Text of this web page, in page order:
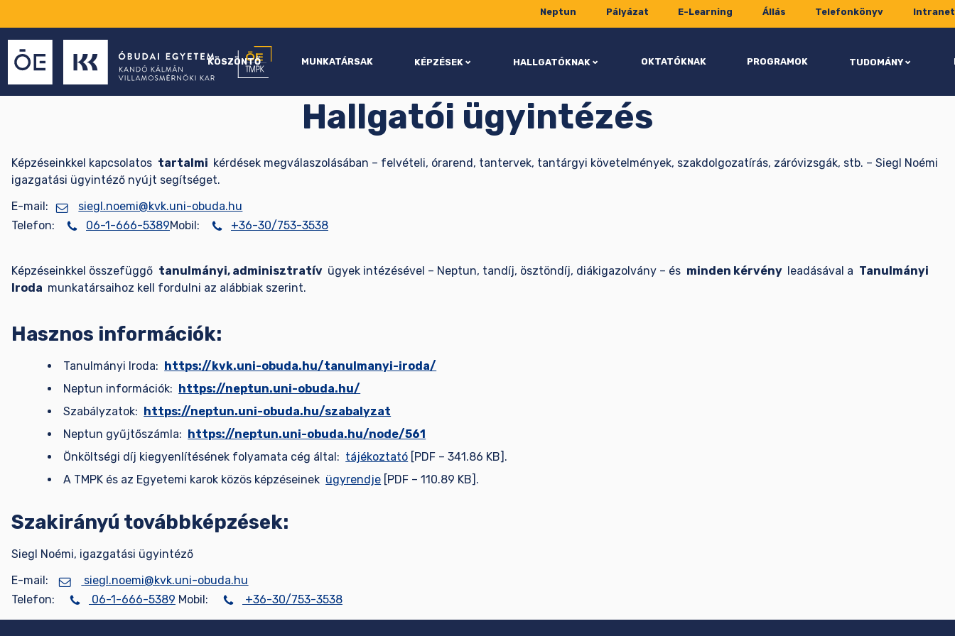
Neptun Pályázat E-Learning Állás Telefonkönyv Intranet
KÖSZÖNTŐ MUNKATÁRSAK KÉPZÉSEK HALLGATÓKNAK OKTATÓKNAK PROGRAMOK TUDOMÁNY
Hallgatói ügyintézés
Képzéseinkkel kapcsolatos tartalmi kérdések megválaszolásában – felvételi, órarend, tantervek, tantárgyi követelmények, szakdolgozatírás, záróvizsgák, stb. – Siegl Noémi
igazgatási ügyintéző nyújt segítséget.
E-mail:
siegl.noemi@kvk.uni-obuda.hu
Telefon:
06-1-666-5389Mobil: +36-30/753-3538
Képzéseinkkel összefüggő tanulmányi, adminisztratív ügyek intézésével – Neptun, tandíj, ösztöndíj, diákigazolvány – és minden kérvény leadásával a Tanulmányi
Iroda munkatársaihoz kell fordulni az alábbiak szerint.
Hasznos információk:
Tanulmányi Iroda:
https://kvk.uni-obuda.hu/tanulmanyi-iroda/
Neptun információk:
https://neptun.uni-obuda.hu/
Szabályzatok:
https://neptun.uni-obuda.hu/szabalyzat
Neptun gyűjtőszámla:
https://neptun.uni-obuda.hu/node/561
Önköltségi díj kiegyenlítésének folyamata cég által: tájékoztató [PDF – 341.86 KB].
A TMPK és az Egyetemi karok közös képzéseinek ügyrendje [PDF – 110.89 KB].
Szakirányú továbbképzések:
Siegl Noémi, igazgatási ügyintéző
E-mail:
siegl.noemi@kvk.uni-obuda.hu
Telefon:
06-1-666-5389 Mobil: +36-30/753-3538